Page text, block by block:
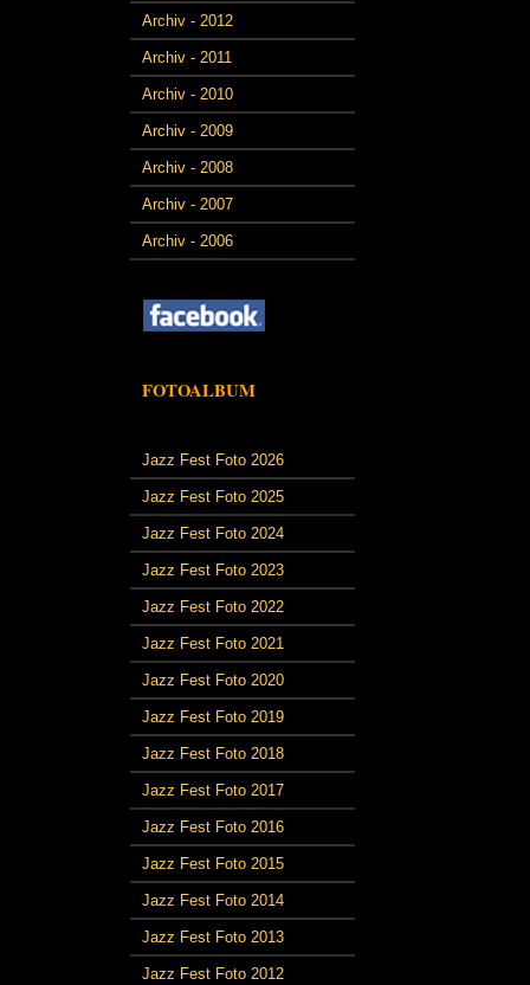
Archiv - 2012
Archiv - 2011
Archiv - 2010
Archiv - 2009
Archiv - 2008
Archiv - 2007
Archiv - 2006
FOTOALBUM
Jazz Fest Foto 2026
Jazz Fest Foto 2025
Jazz Fest Foto 2024
Jazz Fest Foto 2023
Jazz Fest Foto 2022
Jazz Fest Foto 2021
Jazz Fest Foto 2020
Jazz Fest Foto 2019
Jazz Fest Foto 2018
Jazz Fest Foto 2017
Jazz Fest Foto 2016
Jazz Fest Foto 2015
Jazz Fest Foto 2014
Jazz Fest Foto 2013
Jazz Fest Foto 2012